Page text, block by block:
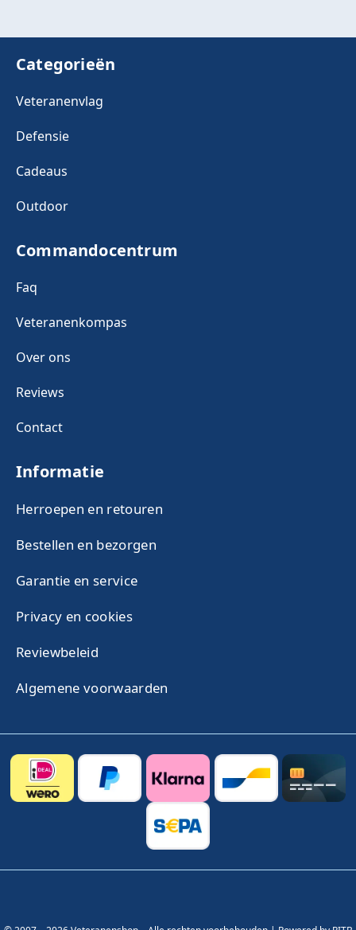
Categorieën
Veteranenvlag
Defensie
Cadeaus
Outdoor
Commandocentrum
Faq
Veteranenkompas
Over ons
Reviews
Contact
Informatie
Herroepen en retouren
Bestellen en bezorgen
Garantie en service
Privacy en cookies
Reviewbeleid
Algemene voorwaarden